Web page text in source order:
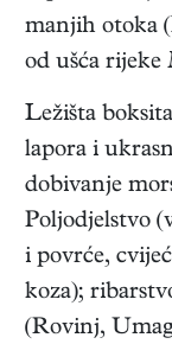
manjih otoka
od ušća rijeke
Ležišta
lapora i
dobivanje
Poljodjelstvo
i povrće,
koza);
(Rovinj,